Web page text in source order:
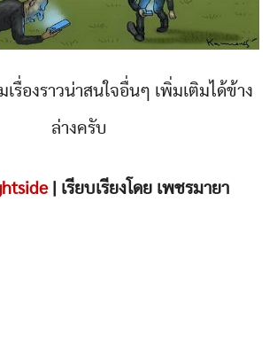
รื่องราวน่าสนใจอื่นๆ เพิ่มเติมได้ข้าง
ล่างครับ
| เรียบเรียงโดย เพชรมายา